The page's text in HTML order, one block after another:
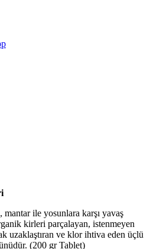
ile yosunlara karşı yavaş
kirleri parçalayan, istenmeyen
uzaklaştıran ve klor ihtiva eden üçlü
(200 gr Tablet)